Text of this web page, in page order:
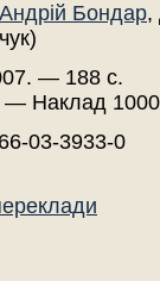
Андрій Бондар,
— 188 с.
— Наклад
03-3933-0